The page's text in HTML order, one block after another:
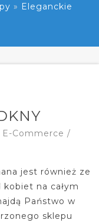
» Eleganckie
E-Commerce /
jest również ze
na całym
Państwo w
sklepu